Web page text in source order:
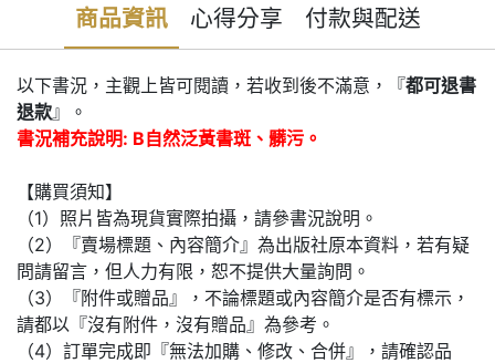
商品資訊 心得分享 付款與配送
以下書況，主觀上皆可閱讀，若收到後不滿意，『都可退書
退款』。
書況補充說明: B自然泛黃書斑、髒污。
【購買須知】
（1）照片皆為現貨實際拍攝，請參書況說明。
（2）『賣場標題、內容簡介』為出版社原本資料，若有疑
問請留言，但人力有限，恕不提供大量詢問。
（3）『附件或贈品』，不論標題或內容簡介是否有標示，
請都以『沒有附件，沒有贈品』為參考。
（4）訂單完成即『無法加購、修改、合併』，請確認品